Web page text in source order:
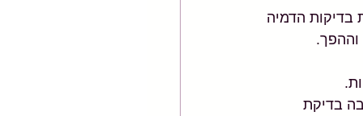
בדיקות הדמיה
וההפך.
בדיקת